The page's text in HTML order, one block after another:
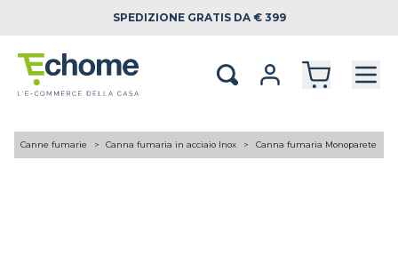
SPEDIZIONE GRATIS DA € 399
Canne fumarie Canna fumaria in acciaio Inox Canna fumaria Monoparete